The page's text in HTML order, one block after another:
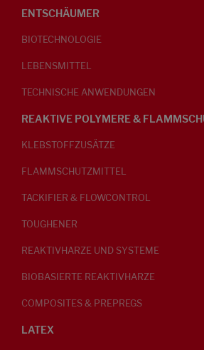
ENTSCHÄUMER
BIOTECHNOLOGIE
LEBENSMITTEL
TECHNISCHE ANWENDUNGEN
REAKTIVE POLYMERE &
KLEBSTOFFZUSÄTZE
FLAMMSCHUTZMITTEL
TACKIFIER & FLOWCONTROL
TOUGHENER
REAKTIVHARZE UND SYSTEME
BIOBASIERTE REAKTIVHARZE
COMPOSITES & PREPREGS
LATEX